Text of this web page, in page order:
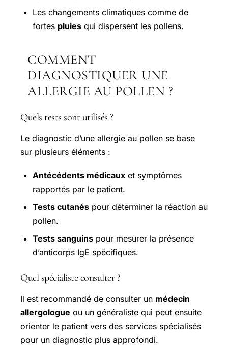
Les changements climatiques comme de
fortes pluies qui dispersent les pollens.
COMMENT
DIAGNOSTIQUER UNE
ALLERGIE AU POLLEN ?
Quels tests sont utilisés ?
Le diagnostic d’une allergie au pollen se base
sur plusieurs éléments :
Antécédents médicaux et symptômes
rapportés par le patient.
Tests cutanés pour déterminer la réaction au
pollen.
Tests sanguins pour mesurer la présence
d’anticorps IgE spécifiques.
Quel spécialiste consulter ?
Il est recommandé de consulter un médecin
allergologue ou un généraliste qui peut ensuite
orienter le patient vers des services spécialisés
pour un diagnostic plus approfondi.